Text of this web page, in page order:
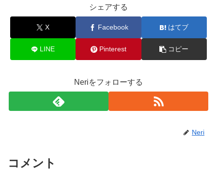
シェアする
X Facebook はてブ
LINE Pinterest コピー
Neriをフォローする
Neri
コメント